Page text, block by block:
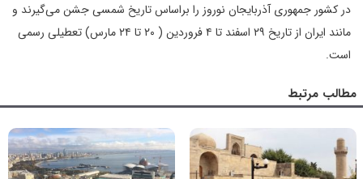
در کشور جمهوری آذربایجان نوروز را براساس تاریخ شمسی جشن می‌گیرند و
مانند ایران از تاریخ ۲۹ اسفند تا ۴ فروردین ( ۲۰ تا ۲۴ مارس) تعطیلی رسمی
است.
مطالب مرتبط